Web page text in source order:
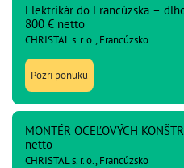
Elektrikár do Francúzska –
800 € netto
CHRISTAL s. r. o., Francúzsko
Pozri ponuku
MONTÉR OCEĽOVÝCH
netto
CHRISTAL s. r. o., Francúzsko